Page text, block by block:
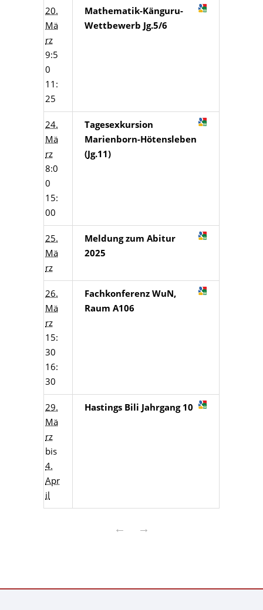
20.
Mä
rz
9:5
0
11:
25
Mathematik-Känguru-
Wettbewerb Jg.5/6
24.
Mä
rz
8:0
0
15:
00
Tagesexkursion
Marienborn-Hötensleben
(Jg.11)
25.
Mä
rz
Meldung zum Abitur
2025
26.
Mä
rz
15:
30
16:
30
Fachkonferenz WuN,
Raum A106
29.
Mä
rz
bis
4.
Apr
il
Hastings Bili Jahrgang 10
← →